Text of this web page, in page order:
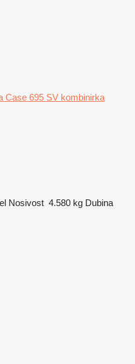
Case 695 SV kombinirka
Nosivost 4.580 kg Dubina